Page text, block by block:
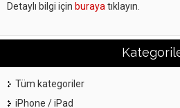
Detaylı bilgi için buraya tıklayın.
Tüm kategoriler
iPhone / iPad